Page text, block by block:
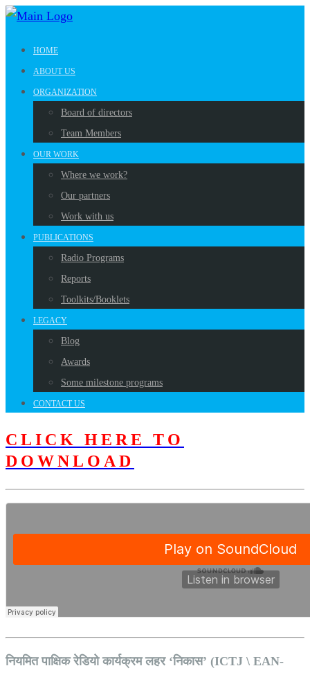
HOME
ABOUT US
ORGANIZATION
Board of directors
Team Members
OUR WORK
Where we work?
Our partners
Work with us
PUBLICATIONS
Radio Programs
Reports
Toolkits/Booklets
LEGACY
Blog
Awards
Some milestone programs
CONTACT US
CLICK HERE TO
DOWNLOAD
नियमित पाक्षिक रेडियो कार्यक्रम लहर ‘निकास’ (ICTJ \ EAN-